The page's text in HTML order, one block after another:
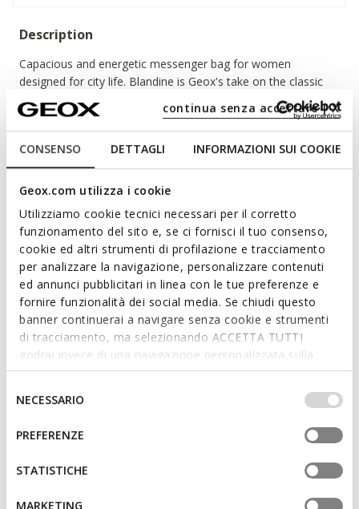
CONSENSO DETTAGLI INFORMAZIONI SUI COOKIE
Geox.com utilizza i cookie
Utilizziamo cookie tecnici necessari per il corretto
funzionamento del sito e, se ci fornisci il tuo consenso,
cookie ed altri strumenti di profilazione e tracciamento
per analizzare la navigazione, personalizzare contenuti
ed annunci pubblicitari in linea con le tue preferenze e
fornire funzionalità dei social media. Se chiudi questo
banner continuerai a navigare senza cookie e strumenti
di tracciamento, ma selezionando ACCETTA TUTTI
godrai invece di una navigazione personalizzata sulla
base dei tuoi gusti ed interessi. Selezionando
IMPOSTAZIONI potrai anche scegliere quali cookies ed
altri strumenti di tracciamento autorizzare. Per maggiori
informazioni o per modificare in qualsiasi momento le
tue impostazioni, visita la nostra
del
consenso
NECESSARIO
PREFERENZE
STATISTICHE
MARKETING
continua senza accettare | X
Description
Capacious and energetic messenger bag for women
designed for city life. Blandine is Geox's take on the classic
horizontal messenger bag. Its downsized and compact design
is belied by its ability to contain all your necessities for your
hectic daily routine. Crafted from supple leather, it comes in a
versatile off-white palette.
ITEM CODE:D25KBA00046C1002
Features
Dimensions: H: 16 cm, L: 25 cm, W: 8 cm
External details: 2 external pockets
Internal details: 2 internal pockets
Adjustable strap
Shoulder style
Zip fastening
Light gold-tone metallic detailing